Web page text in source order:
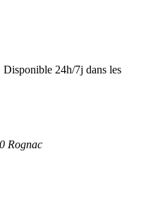
Disponible 24h/7j dans les
Rognac